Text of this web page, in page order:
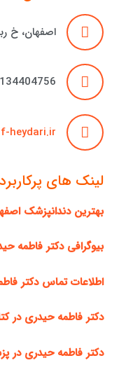
اصفهان، خ
– 09138299023
heydari.ir
لینک های
بهترین دندانپزشک
بیوگرافی دکتر فاطمه
اطلاعات تماس دکتر
دکتر فاطمه حیدری در
دکتر فاطمه حیدری